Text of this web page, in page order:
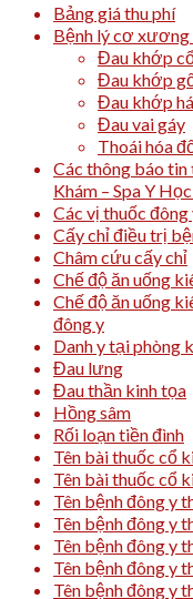
Bảng giá thu phí
Bệnh lý cơ
Đau khớp
Đau khớp
Đau khớp
Đau vai gáy
Thoái hóa
Các thông báo
Khám – Spa Y
Các vị thuốc đông
Cấy chỉ điều trị
Châm cứu cấy chỉ
Chế độ ăn uống
Chế độ ăn uống
đông y
Danh y tại phòng
Đau lưng
Đau thần kinh tọa
Hồng sâm
Rối loạn tiền đình
Tên bài thuốc cổ
Tên bài thuốc cổ
Tên bệnh đông y
Tên bệnh đông y
Tên bệnh đông y
Tên bệnh đông y
Tên bệnh đông y